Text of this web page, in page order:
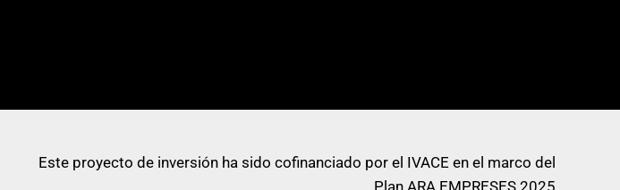
Este proyecto de inversión ha sido cofinanciado por el IVACE en el marco del